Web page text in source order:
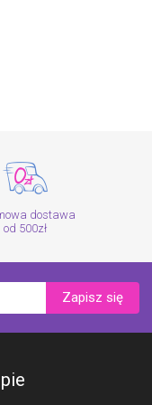
dostawa
od 500zł
Zapisz się